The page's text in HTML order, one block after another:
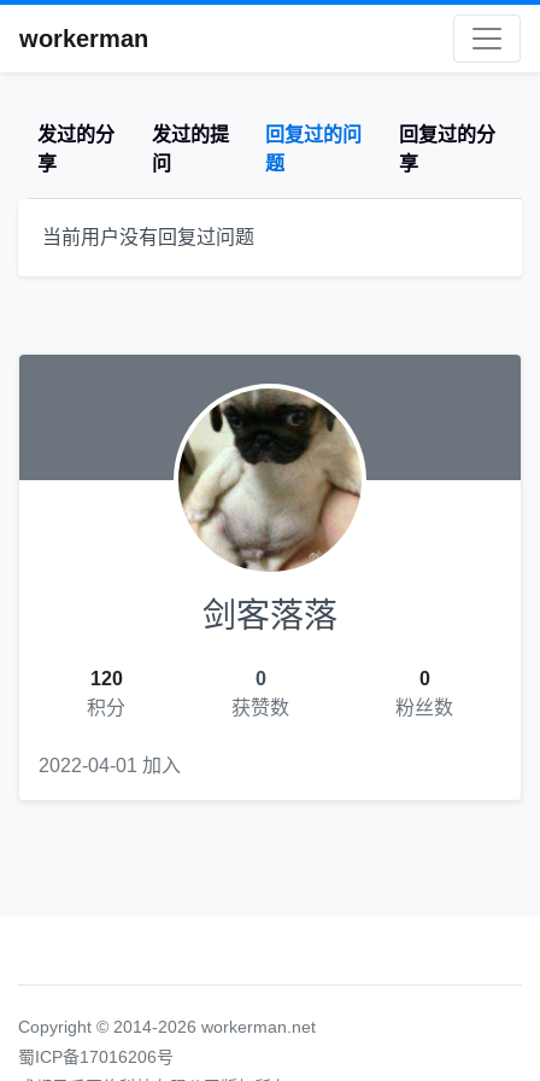
workerman
发过的分
享
发过的提
问
回复过的问
题
回复过的分
享
当前用户没有回复过问题
剑客落落
120
积分
0
获赞数
0
粉丝数
2022-04-01 加入
Copyright © 2014-2026 workerman.net
蜀ICP备17016206号